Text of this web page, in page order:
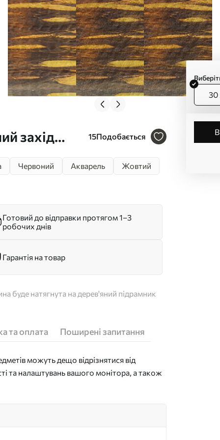
захід
15Подобається
30
Червоний Акварель
Жовтий
Готовий до відправки протягом 1–3
робочих днів
Гарантія на товар
буде натягнута на дерев'яний підрамник
та оплата Поширені запитання
можуть дещо відрізнятися від
та налаштувань вашого монітора, а також